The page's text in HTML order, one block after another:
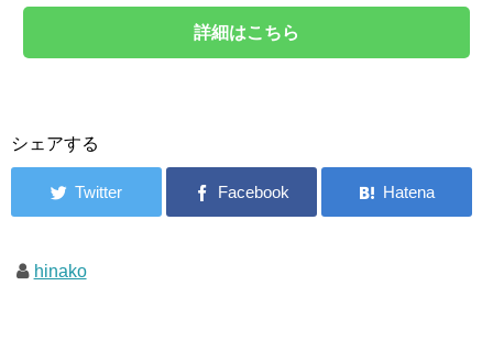
詳細はこちら
シェアする
hinako